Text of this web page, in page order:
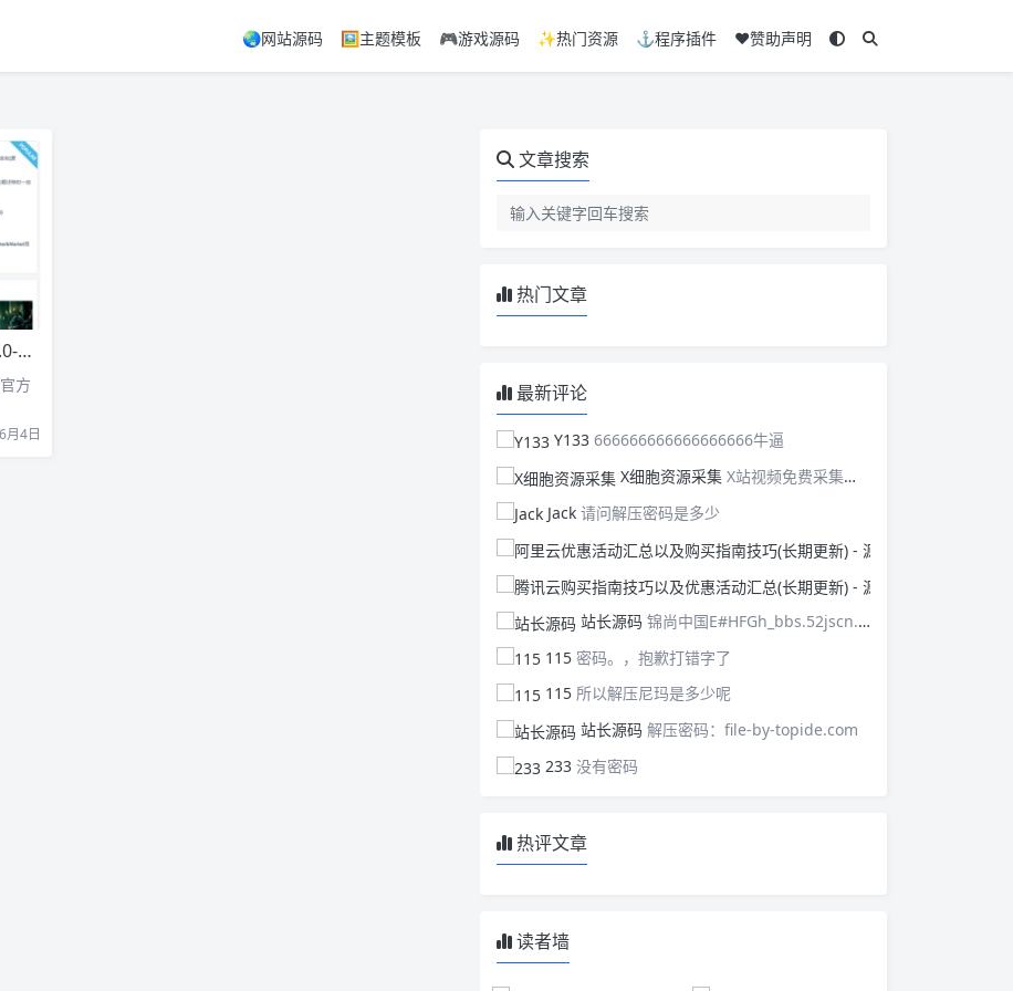
🌏网站源码 🖼️主题模板 🎮游戏源码 ✨热门资源 ⚓程序插件 ❤️赞助声明
版
方
月4日
文章搜索
热门文章
最新评论
Y133 666666666666666666牛逼
X细胞资源采集 X站视频免费采集，可以适配此CMS，含免费模板。有需要的站长可以看看xxibaozyw.com
Jack 请问解压密码是多少
站长源码 锦尚中国E#HFGh_bbs.52jscn.comEYzhibo8
115 密码。，抱歉打错字了
115 所以解压尼玛是多少呢
站长源码 解压密码：file-by-topide.com
233 没有密码
热评文章
读者墙